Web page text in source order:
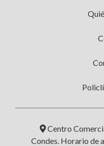
Centro
Condes. Horario de